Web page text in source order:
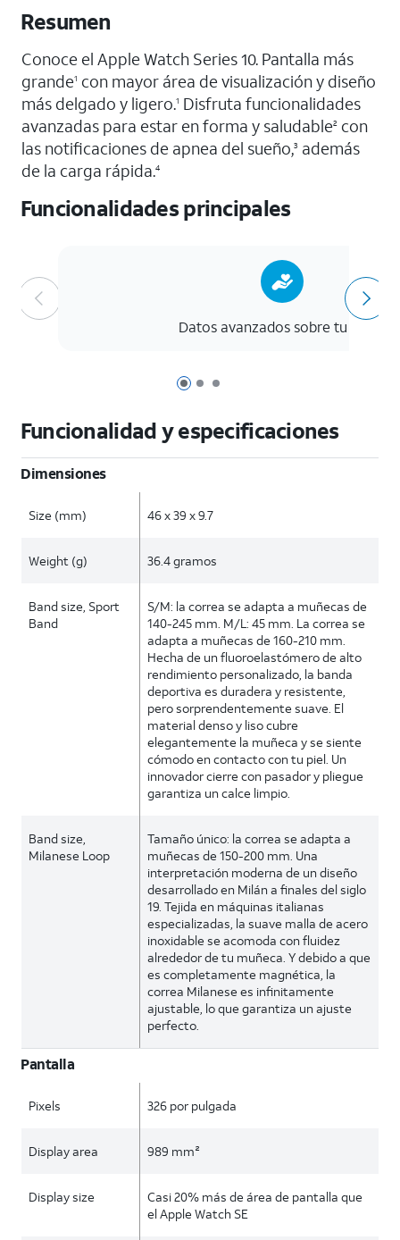
Resumen
Conoce el Apple Watch Series 10. Pantalla más
grande1 con mayor área de visualización y diseño
más delgado y ligero.1 Disfruta funcionalidades
avanzadas para estar en forma y saludable2 con
las notificaciones de apnea del sueño,3 además
de la carga rápida.4
Funcionalidades principales
Página 1 de 3
Página 2 de 3
Página 3 de 3
Datos avanzados sobre tu salud
Funcionalidad y especificaciones
Dimensiones
Size (mm) 46 x 39 x 9.7
Weight (g) 36.4 gramos
Band size, Sport
Band
S/M: la correa se adapta a muñecas de
140-245 mm. M/L: 45 mm. La correa se
adapta a muñecas de 160-210 mm.
Hecha de un fluoroelastómero de alto
rendimiento personalizado, la banda
deportiva es duradera y resistente,
pero sorprendentemente suave. El
material denso y liso cubre
elegantemente la muñeca y se siente
cómodo en contacto con tu piel. Un
innovador cierre con pasador y pliegue
garantiza un calce limpio.
Band size,
Milanese Loop
Tamaño único: la correa se adapta a
muñecas de 150-200 mm. Una
interpretación moderna de un diseño
desarrollado en Milán a finales del siglo
19. Tejida en máquinas italianas
especializadas, la suave malla de acero
inoxidable se acomoda con fluidez
alrededor de tu muñeca. Y debido a que
es completamente magnética, la
correa Milanese es infinitamente
ajustable, lo que garantiza un ajuste
perfecto.
Pantalla
Pixels 326 por pulgada
Display area 989 mm²
Display size
Casi 20% más de área de pantalla que
el Apple Watch SE